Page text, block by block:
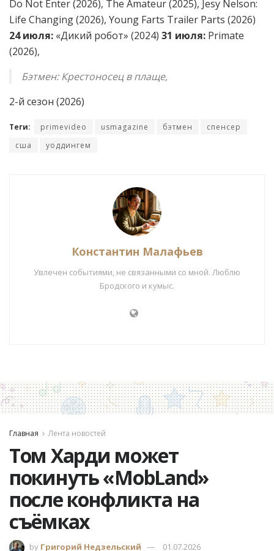
Do Not Enter (2026), The Amateur (2025), Jesy Nelson:
Life Changing (2026), Young Farts Trailer Parts (2026)
24 июля: «Дикий робот» (2024) 31 июля: Primate
(2026),
Бэтмен: Крестоносец в плаще,
2-й сезон (2026)
Теги: primevideo usmagazine бэтмен
спенсер
сша
уоддингем
Константин Малафьев
Увлечен событиями, не связанными со мной. Люблю
Бродского и кумыс.
Главная Лента новостей
Том Харди может
покинуть «MobLand»
после конфликта на
съёмках
by Григорий Недзельский 01.07.2026